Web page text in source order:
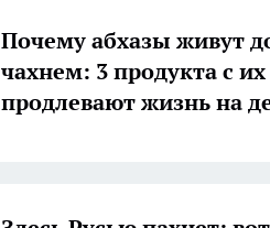
Почему абхазы живут
чахнем: 3 продукта с
продлевают жизнь на